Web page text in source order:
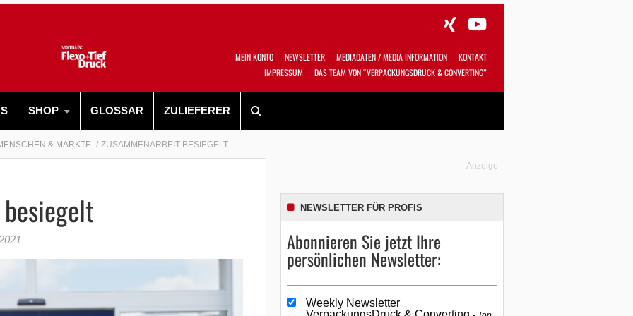
MEIN KONTO NEWSLETTER MEDIADATEN / MEDIA INFORMATION
KONTAKT
IMPRESSUM
DAS TEAM VON “VERPACKUNGSDRUCK & CONVERTING”
SHOP GLOSSAR ZULIEFERER
& MÄRKTE ZUSAMMENARBEIT BESIEGELT
Anzeige
NEWSLETTER FÜR PROFIS
Abonnieren Sie jetzt Ihre
persönlichen Newsletter:
Weekly Newsletter